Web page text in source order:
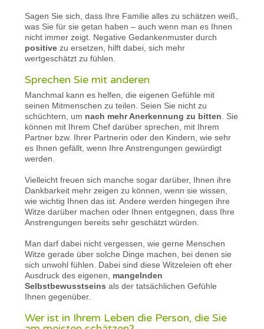
Sagen Sie sich, dass Ihre Familie alles zu schätzen weiß,
was Sie für sie getan haben – auch wenn man es Ihnen
nicht immer zeigt. Negative Gedankenmuster durch
positivezu ersetzen, hilft dabei, sich mehr
wertgeschätzt zu fühlen.
Sprechen Sie mit anderen
Manchmal kann es helfen, die eigenen Gefühle mit
seinen Mitmenschen zu teilen. Seien Sie nicht zu
schüchtern, um nach mehr Anerkennung zu bitten . Sie
können mit Ihrem Chef darüber sprechen, mit Ihrem
Partner bzw. Ihrer Partnerin oder den Kindern, wie sehr
es Ihnen gefällt, wenn Ihre Anstrengungen gewürdigt
werden.
Vielleicht freuen sich manche sogar darüber, Ihnen ihre
Dankbarkeit mehr zeigen zu können, wenn sie wissen,
wie wichtig Ihnen das ist. Andere werden hingegen ihre
Witze darüber machen oder Ihnen entgegnen, dass Ihre
Anstrengungen bereits sehr geschätzt würden.
Man darf dabei nicht vergessen, wie gerne Menschen
Witze gerade über solche Dinge machen, bei denen sie
sich unwohl fühlen. Dabei sind diese Witzeleien oft eher
Ausdruck des eigenen, mangelnden
Selbstbewusstseinsals der tatsächlichen Gefühle
Ihnen gegenüber.
Wer ist in Ihrem Leben die Person, die Sie